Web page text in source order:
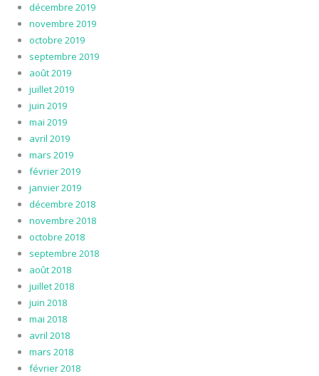
décembre 2019
novembre 2019
octobre 2019
septembre 2019
août 2019
juillet 2019
juin 2019
mai 2019
avril 2019
mars 2019
février 2019
janvier 2019
décembre 2018
novembre 2018
octobre 2018
septembre 2018
août 2018
juillet 2018
juin 2018
mai 2018
avril 2018
mars 2018
février 2018